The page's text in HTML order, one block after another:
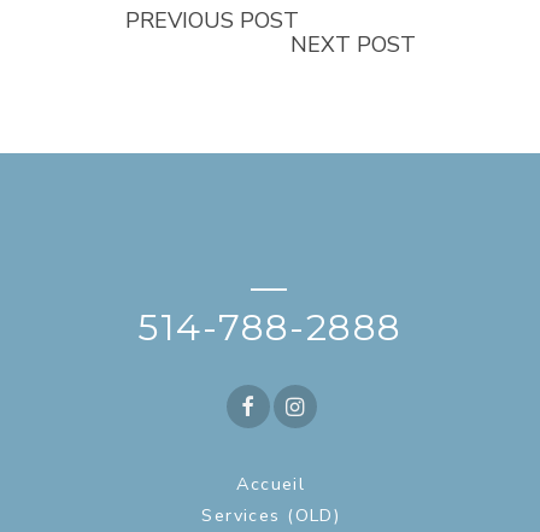
PREVIOUS POST
NEXT POST
—
514-788-2888
Accueil
Services (OLD)